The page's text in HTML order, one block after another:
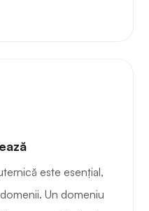
este esențial,
Un domeniu